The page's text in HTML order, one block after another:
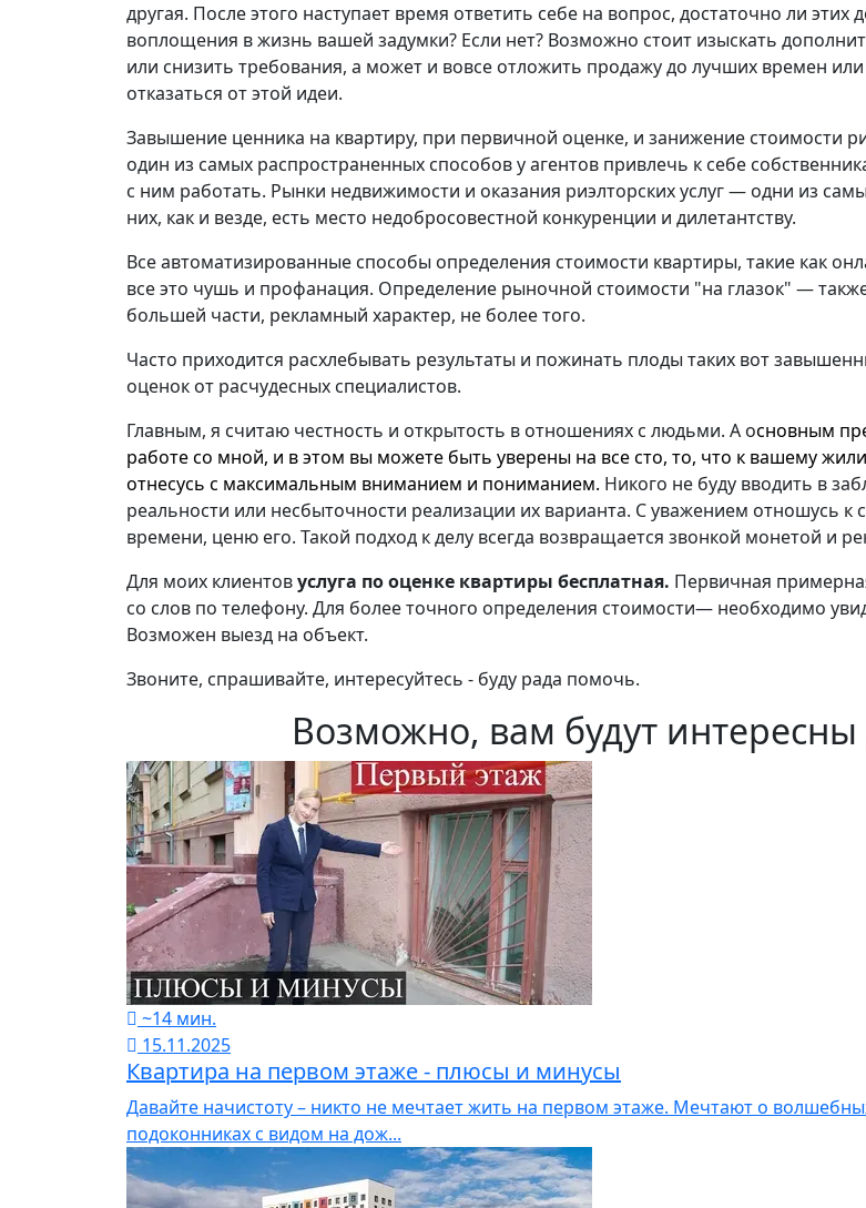
другая. После этого наступает время ответить себе на вопрос, достаточно ли этих
воплощения в жизнь вашей задумки? Если нет? Возможно стоит изыскать
или снизить требования, а может и вовсе отложить продажу до лучших времен
отказаться от этой идеи.
Завышение ценника на квартиру, при первичной оценке, и занижение стоимости
один из самых распространенных способов у агентов привлечь к себе
с ним работать. Рынки недвижимости и оказания риэлторских услуг — одни из
них, как и везде, есть место недобросовестной конкуренции и дилетантству.
Все автоматизированные способы определения стоимости квартиры, такие как
все это чушь и профанация. Определение рыночной стоимости "на глазок" —
большей части, рекламный характер, не более того.
Часто приходится расхлебывать результаты и пожинать плоды таких вот
оценок от расчудесных специалистов.
Главным, я считаю честность и открытость в отношениях с людьми. А основным
работе со мной, и в этом вы можете быть уверены на все сто, то, что к вашему
отнесусь с максимальным вниманием и пониманием. Никого не буду вводить в
реальности или несбыточности реализации их варианта. С уважением отношусь к
времени, ценю его. Такой подход к делу всегда возвращается звонкой монетой и
Для моих клиентовуслуга по оценке квартиры бесплатная. Первичная
со слов по телефону. Для более точного определения стоимости— необходимо
Возможен выезд на объект.
Звоните, спрашивайте, интересуйтесь - буду рада помочь.
Возможно, вам будут интересны
~14 мин.
15.11.2025
Квартира на первом этаже - плюсы и минусы
Давайте начистоту – никто не мечтает жить на первом этаже. Мечтают о
подоконниках с видом на дож...